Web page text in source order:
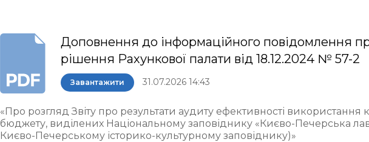
Доповнення до інформаційного повідомлення
рішення Рахункової палати від 18.12.2024 № 57-2
Завантажити 31.07.2026 14:43
«Про розгляд Звіту про результати аудиту ефективності використання
бюджету, виділених Національному заповіднику «Києво-Печерська
Києво-Печерському історико-культурному заповіднику)»